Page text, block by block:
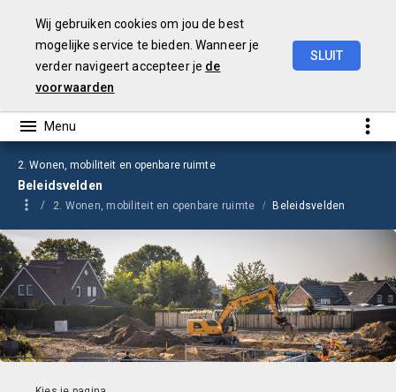
Wij gebruiken cookies om jou de best
mogelijke service te bieden. Wanneer je
verder navigeert accepteer je de
voorwaarden
SLUIT
2. Wonen, mobiliteit en openbare ruimte
Beleidsvelden
2. Wonen, mobiliteit en openbare ruimte Beleidsvelden